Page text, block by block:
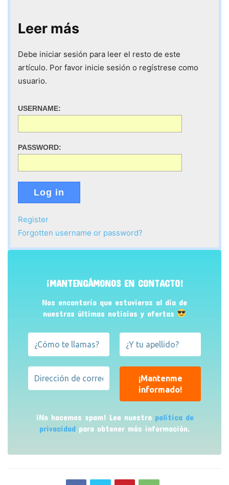
Leer más
Debe iniciar sesión para leer el resto de este
artículo. Por favor inicie sesión o regístrese como
usuario.
USERNAME:
PASSWORD:
Log in
Register
Forgotten username or password?
¡MANTENGÁMONOS EN CONTACTO!
Nos encantaría que estuvieras al día de
nuestras últimas noticias y ofertas
¡No hacemos spam! Lee nuestra política de
privacidad para obtener más información.